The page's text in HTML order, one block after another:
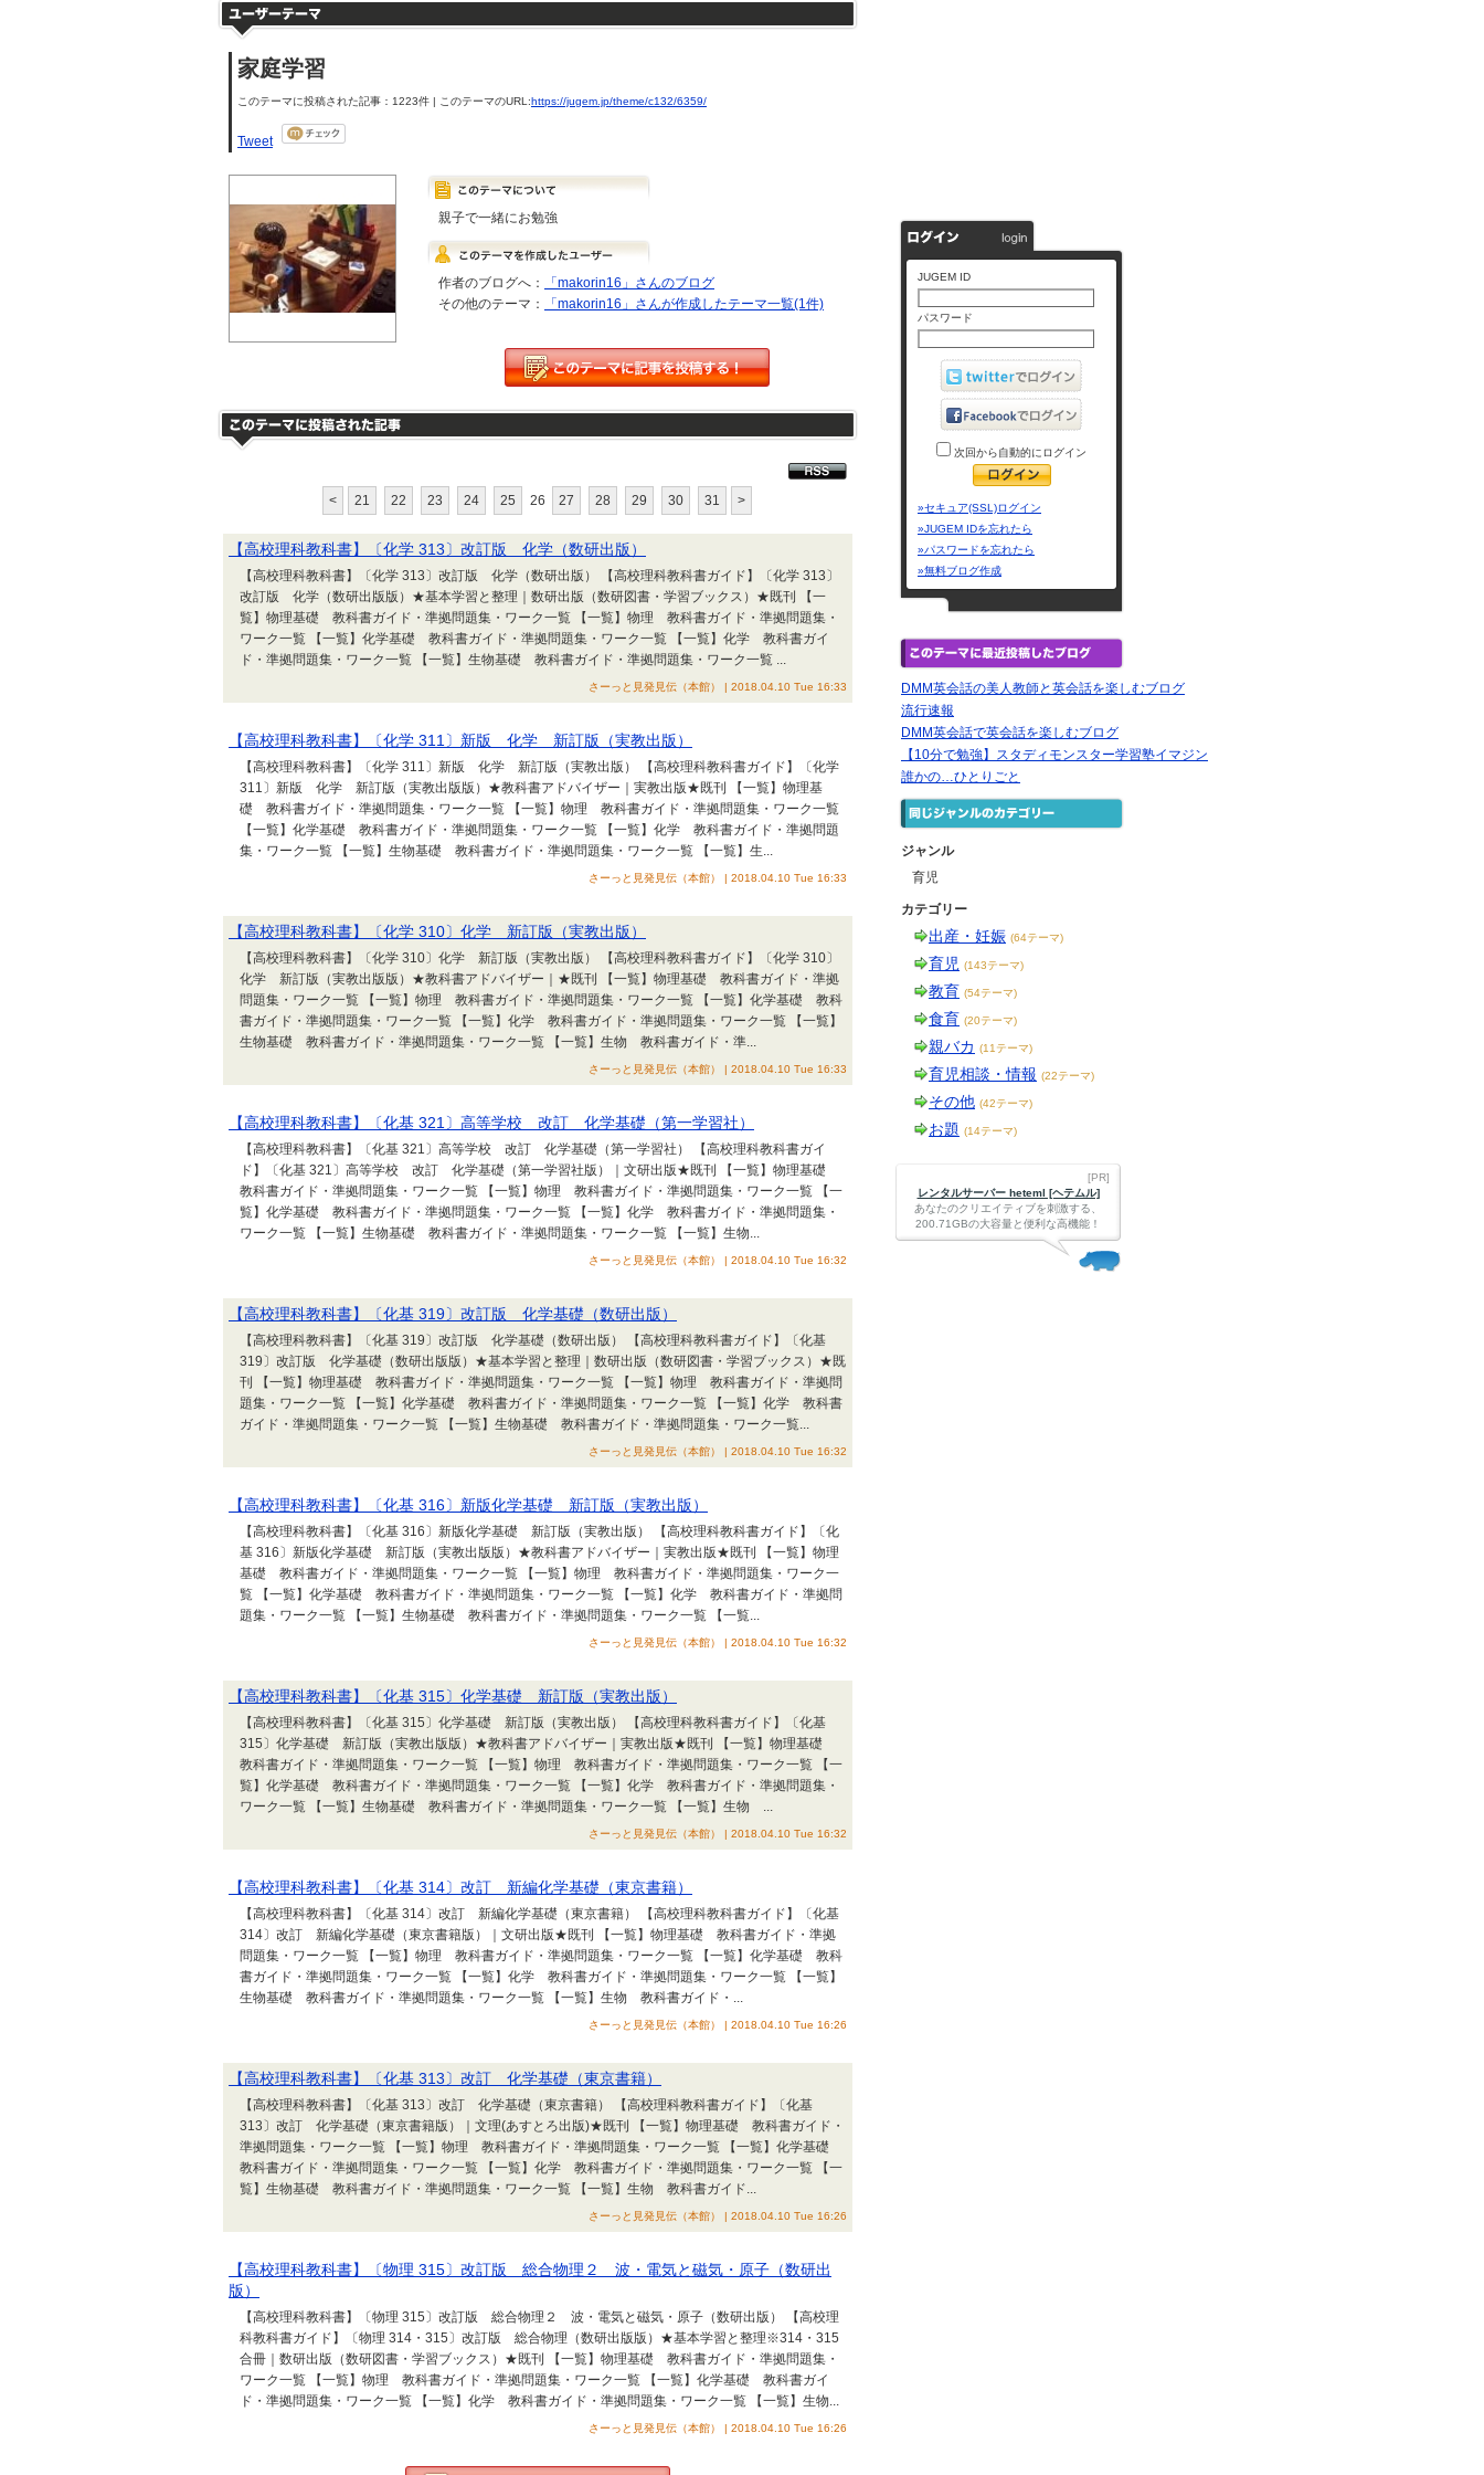
家庭学習
このテーマに投稿された記事：1223件 | このテーマのURL:https://jugem.jp/theme/c132/6359/
Tweet
親子で一緒にお勉強
作者のブログへ：
「makorin16」さんのブログ
その他のテーマ：
「makorin16」さんが作成したテーマ一覧(1件)
< 21 22 23 24 25 26 27 28 29 30 31 >
【高校理科教科書】〔化学 313〕改訂版 化学（数研出版）
【高校理科教科書】〔化学 313〕改訂版 化学（数研出版） 【高校理科教科書ガイド】〔化学 313〕
改訂版 化学（数研出版版）★基本学習と整理｜数研出版（数研図書・学習ブックス）★既刊 【一
覧】物理基礎 教科書ガイド・準拠問題集・ワーク一覧 【一覧】物理 教科書ガイド・準拠問題集・
ワーク一覧 【一覧】化学基礎 教科書ガイド・準拠問題集・ワーク一覧 【一覧】化学 教科書ガイ
ド・準拠問題集・ワーク一覧 【一覧】生物基礎 教科書ガイド・準拠問題集・ワーク一覧 ...
さーっと見発見伝（本館） | 2018.04.10 Tue 16:33
【高校理科教科書】〔化学 311〕新版 化学 新訂版（実教出版）
【高校理科教科書】〔化学 311〕新版 化学 新訂版（実教出版） 【高校理科教科書ガイド】〔化学
311〕新版 化学 新訂版（実教出版版）★教科書アドバイザー｜実教出版★既刊 【一覧】物理基
礎 教科書ガイド・準拠問題集・ワーク一覧 【一覧】物理 教科書ガイド・準拠問題集・ワーク一覧
【一覧】化学基礎 教科書ガイド・準拠問題集・ワーク一覧 【一覧】化学 教科書ガイド・準拠問題
集・ワーク一覧 【一覧】生物基礎 教科書ガイド・準拠問題集・ワーク一覧 【一覧】生...
さーっと見発見伝（本館） | 2018.04.10 Tue 16:33
【高校理科教科書】〔化学 310〕化学 新訂版（実教出版）
【高校理科教科書】〔化学 310〕化学 新訂版（実教出版） 【高校理科教科書ガイド】〔化学 310〕
化学 新訂版（実教出版版）★教科書アドバイザー｜★既刊 【一覧】物理基礎 教科書ガイド・準拠
問題集・ワーク一覧 【一覧】物理 教科書ガイド・準拠問題集・ワーク一覧 【一覧】化学基礎 教科
書ガイド・準拠問題集・ワーク一覧 【一覧】化学 教科書ガイド・準拠問題集・ワーク一覧 【一覧】
生物基礎 教科書ガイド・準拠問題集・ワーク一覧 【一覧】生物 教科書ガイド・準...
さーっと見発見伝（本館） | 2018.04.10 Tue 16:33
【高校理科教科書】〔化基 321〕高等学校 改訂 化学基礎（第一学習社）
【高校理科教科書】〔化基 321〕高等学校 改訂 化学基礎（第一学習社） 【高校理科教科書ガイ
ド】〔化基 321〕高等学校 改訂 化学基礎（第一学習社版）｜文研出版★既刊 【一覧】物理基礎
教科書ガイド・準拠問題集・ワーク一覧 【一覧】物理 教科書ガイド・準拠問題集・ワーク一覧 【一
覧】化学基礎 教科書ガイド・準拠問題集・ワーク一覧 【一覧】化学 教科書ガイド・準拠問題集・
ワーク一覧 【一覧】生物基礎 教科書ガイド・準拠問題集・ワーク一覧 【一覧】生物...
さーっと見発見伝（本館） | 2018.04.10 Tue 16:32
【高校理科教科書】〔化基 319〕改訂版 化学基礎（数研出版）
【高校理科教科書】〔化基 319〕改訂版 化学基礎（数研出版） 【高校理科教科書ガイド】〔化基
319〕改訂版 化学基礎（数研出版版）★基本学習と整理｜数研出版（数研図書・学習ブックス）★既
刊 【一覧】物理基礎 教科書ガイド・準拠問題集・ワーク一覧 【一覧】物理 教科書ガイド・準拠問
題集・ワーク一覧 【一覧】化学基礎 教科書ガイド・準拠問題集・ワーク一覧 【一覧】化学 教科書
ガイド・準拠問題集・ワーク一覧 【一覧】生物基礎 教科書ガイド・準拠問題集・ワーク一覧...
さーっと見発見伝（本館） | 2018.04.10 Tue 16:32
【高校理科教科書】〔化基 316〕新版化学基礎 新訂版（実教出版）
【高校理科教科書】〔化基 316〕新版化学基礎 新訂版（実教出版） 【高校理科教科書ガイド】〔化
基 316〕新版化学基礎 新訂版（実教出版版）★教科書アドバイザー｜実教出版★既刊 【一覧】物理
基礎 教科書ガイド・準拠問題集・ワーク一覧 【一覧】物理 教科書ガイド・準拠問題集・ワーク一
覧 【一覧】化学基礎 教科書ガイド・準拠問題集・ワーク一覧 【一覧】化学 教科書ガイド・準拠問
題集・ワーク一覧 【一覧】生物基礎 教科書ガイド・準拠問題集・ワーク一覧 【一覧...
さーっと見発見伝（本館） | 2018.04.10 Tue 16:32
【高校理科教科書】〔化基 315〕化学基礎 新訂版（実教出版）
【高校理科教科書】〔化基 315〕化学基礎 新訂版（実教出版） 【高校理科教科書ガイド】〔化基
315〕化学基礎 新訂版（実教出版版）★教科書アドバイザー｜実教出版★既刊 【一覧】物理基礎
教科書ガイド・準拠問題集・ワーク一覧 【一覧】物理 教科書ガイド・準拠問題集・ワーク一覧 【一
覧】化学基礎 教科書ガイド・準拠問題集・ワーク一覧 【一覧】化学 教科書ガイド・準拠問題集・
ワーク一覧 【一覧】生物基礎 教科書ガイド・準拠問題集・ワーク一覧 【一覧】生物 ...
さーっと見発見伝（本館） | 2018.04.10 Tue 16:32
【高校理科教科書】〔化基 314〕改訂 新編化学基礎（東京書籍）
【高校理科教科書】〔化基 314〕改訂 新編化学基礎（東京書籍） 【高校理科教科書ガイド】〔化基
314〕改訂 新編化学基礎（東京書籍版）｜文研出版★既刊 【一覧】物理基礎 教科書ガイド・準拠
問題集・ワーク一覧 【一覧】物理 教科書ガイド・準拠問題集・ワーク一覧 【一覧】化学基礎 教科
書ガイド・準拠問題集・ワーク一覧 【一覧】化学 教科書ガイド・準拠問題集・ワーク一覧 【一覧】
生物基礎 教科書ガイド・準拠問題集・ワーク一覧 【一覧】生物 教科書ガイド・...
さーっと見発見伝（本館） | 2018.04.10 Tue 16:26
【高校理科教科書】〔化基 313〕改訂 化学基礎（東京書籍）
【高校理科教科書】〔化基 313〕改訂 化学基礎（東京書籍） 【高校理科教科書ガイド】〔化基
313〕改訂 化学基礎（東京書籍版）｜文理(あすとろ出版)★既刊 【一覧】物理基礎 教科書ガイド・
準拠問題集・ワーク一覧 【一覧】物理 教科書ガイド・準拠問題集・ワーク一覧 【一覧】化学基礎
教科書ガイド・準拠問題集・ワーク一覧 【一覧】化学 教科書ガイド・準拠問題集・ワーク一覧 【一
覧】生物基礎 教科書ガイド・準拠問題集・ワーク一覧 【一覧】生物 教科書ガイド...
さーっと見発見伝（本館） | 2018.04.10 Tue 16:26
【高校理科教科書】〔物理 315〕改訂版 総合物理２ 波・電気と磁気・原子（数研出
版）
【高校理科教科書】〔物理 315〕改訂版 総合物理２ 波・電気と磁気・原子（数研出版） 【高校理
科教科書ガイド】〔物理 314・315〕改訂版 総合物理（数研出版版）★基本学習と整理※314・315
合冊｜数研出版（数研図書・学習ブックス）★既刊 【一覧】物理基礎 教科書ガイド・準拠問題集・
ワーク一覧 【一覧】物理 教科書ガイド・準拠問題集・ワーク一覧 【一覧】化学基礎 教科書ガイ
ド・準拠問題集・ワーク一覧 【一覧】化学 教科書ガイド・準拠問題集・ワーク一覧 【一覧】生物...
さーっと見発見伝（本館） | 2018.04.10 Tue 16:26
JUGEM ID
パスワード
次回から自動的にログイン
»セキュア(SSL)ログイン
»JUGEM IDを忘れたら
»パスワードを忘れたら
»無料ブログ作成
DMM英会話の美人教師と英会話を楽しむブログ
流行速報
DMM英会話で英会話を楽しむブログ
【10分で勉強】スタディモンスター学習塾イマジン
誰かの…ひとりごと
ジャンル
育児
カテゴリー
出産・妊娠 (64テーマ)
育児 (143テーマ)
教育 (54テーマ)
食育 (20テーマ)
親バカ (11テーマ)
育児相談・情報 (22テーマ)
その他 (42テーマ)
お題 (14テーマ)
[PR]
レンタルサーバー heteml [ヘテムル]
あなたのクリエイティブを刺激する、
200.71GBの大容量と便利な高機能！